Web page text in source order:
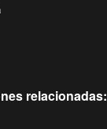
relacionadas: